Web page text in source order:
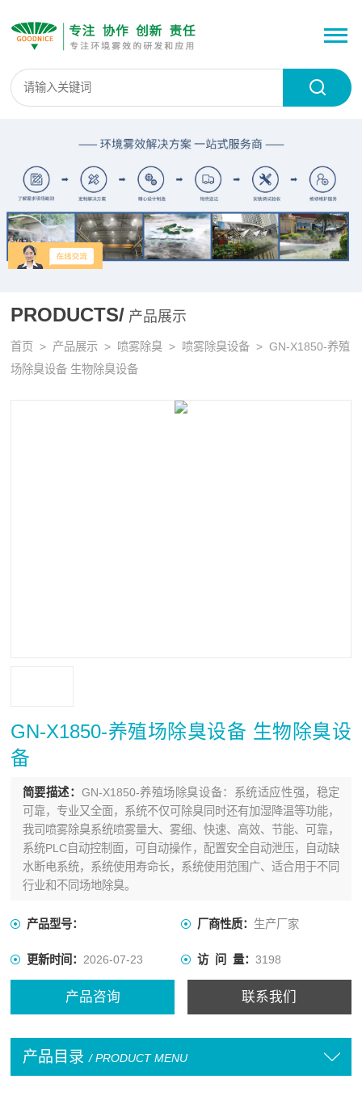
PRODUCTS/ 产品展示
首页 > 产品展示 > 喷雾除臭 > 喷雾除臭设备 > GN-X1850-养殖
场除臭设备 生物除臭设备
GN-X1850-养殖场除臭设备 生物除臭设
备
简要描述： GN-X1850-养殖场除臭设备：系统适应性强，稳定
可靠，专业又全面，系统不仅可除臭同时还有加湿降温等功能，
我司喷雾除臭系统喷雾量大、雾细、快速、高效、节能、可靠，
系统PLC自动控制面，可自动操作，配置安全自动泄压，自动缺
水断电系统，系统使用寿命长，系统使用范围广、适合用于不同
行业和不同场地除臭。
产品型号： 厂商性质： 生产厂家
更新时间：2026-07-23 访 问 量： 3198
产品咨询 联系我们
产品目录 / PRODUCT MENU